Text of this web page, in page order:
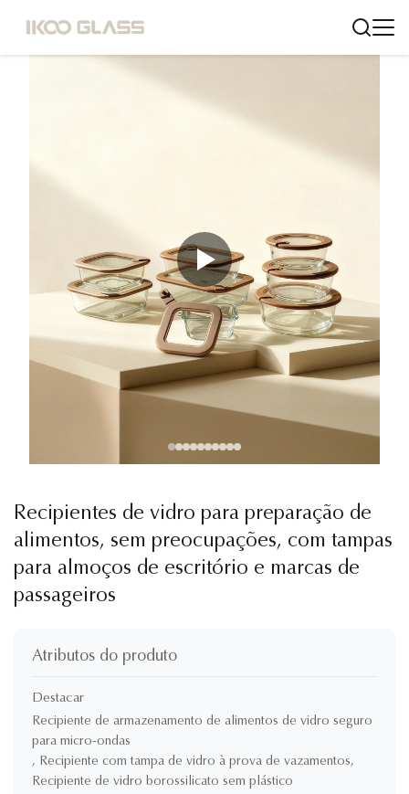
Recipientes de vidro para preparação de
alimentos, sem preocupações, com tampas
para almoços de escritório e marcas de
passageiros
Atributos do produto
Destacar
Recipiente de armazenamento de alimentos de vidro seguro
para micro-ondas
, Recipiente com tampa de vidro à prova de vazamentos,
Recipiente de vidro borossilicato sem plástico